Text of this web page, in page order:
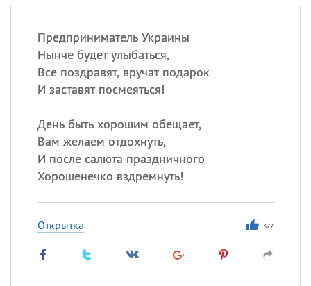
Предприниматель Украины
Нынче будет улыбаться,
Все поздравят, вручат подарок
И заставят посмеяться!
День быть хорошим обещает,
Вам желаем отдохнуть,
И после салюта праздничного
Хорошенечко вздремнуть!
Открытка 377